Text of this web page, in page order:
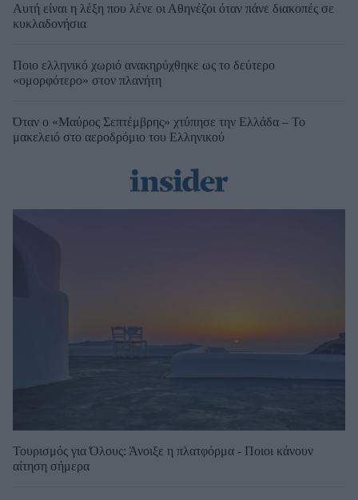
Αυτή είναι η λέξη που λένε οι Αθηνέζοι όταν πάνε διακοπές σε
κυκλαδονήσια
Ποιο ελληνικό χωριό ανακηρύχθηκε ως το δεύτερο
«ομορφότερο» στον πλανήτη
Όταν ο «Μαύρος Σεπτέμβρης» χτύπησε την Ελλάδα – Το
μακελειό στο αεροδρόμιο του Ελληνικού
Τουρισμός για Όλους: Άνοιξε η πλατφόρμα - Ποιοι κάνουν
αίτηση σήμερα